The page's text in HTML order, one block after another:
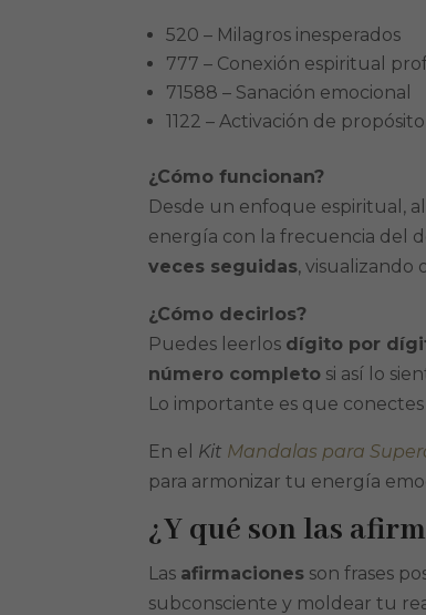
520 – Milagros inesperados
777 – Conexión espiritual
71588 – Sanación emocional
1122 – Activación de
¿Cómo funcionan?
Desde un enfoque espiritual,
energía con la frecuencia del
veces seguidas, visualizando
¿Cómo decirlos?
Puedes leerlos dígito por
número completo si así lo
Lo importante es que
En el Kit Mandalas para
para armonizar tu energía
¿Y qué son las
Las afirmaciones son frases
subconsciente y moldear tu